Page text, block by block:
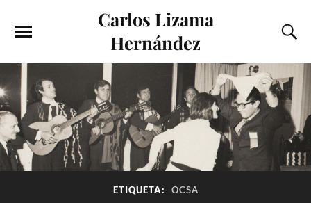
Carlos Lizama
Hernández
ETIQUETA: OCSA